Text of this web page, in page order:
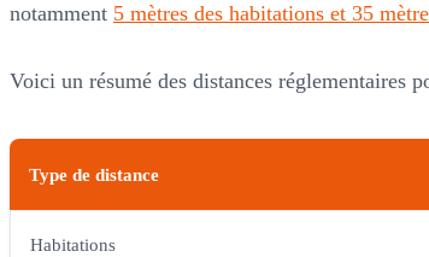
notamment 5 mètres des habitations et 35
Voici un résumé des distances réglementaires
Type de distance
Habitations